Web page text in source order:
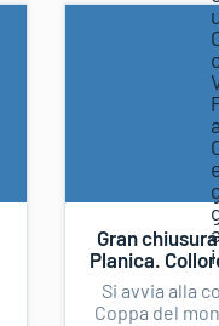
Gran
Planica.
Si avvia alla
Coppa del